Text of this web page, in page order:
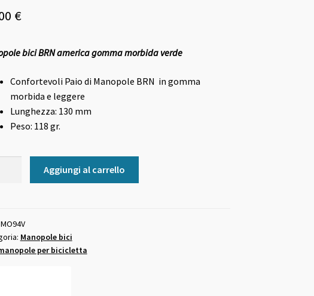
€
bici BRN america gomma morbida verde
Confortevoli Paio di Manopole BRN in gomma
morbida e leggere
Lunghezza: 130 mm
Peso: 118 gr.
Aggiungi al carrello
MO94V
Manopole bici
per bicicletta